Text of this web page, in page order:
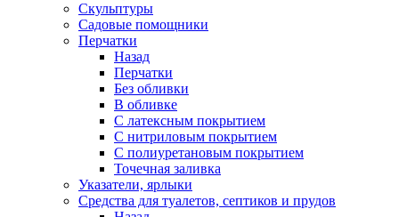
Скульптуры
Садовые помощники
Перчатки
Назад
Перчатки
Без обливки
В обливке
С латексным покрытием
С нитриловым покрытием
С полиуретановым покрытием
Точечная заливка
Указатели, ярлыки
Средства для туалетов, септиков и прудов